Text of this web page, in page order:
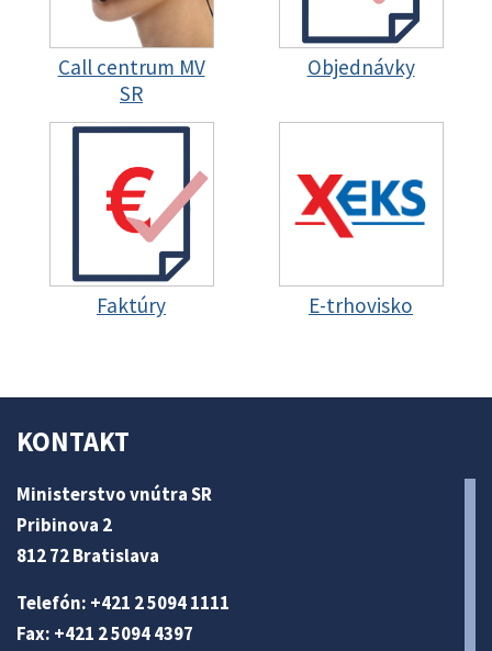
Call centrum MV
SR
Objednávky
Faktúry E-trhovisko
KONTAKT
Ministerstvo vnútra SR
Pribinova 2
812 72 Bratislava
Telefón: +421 2 5094 1111
Fax: +421 2 5094 4397